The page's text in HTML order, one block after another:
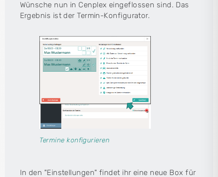
Wünsche nun in Cenplex eingeflossen sind. Das
Ergebnis ist der Termin-Konfigurator.
Termine konfigurieren
In den "Einstellungen" findet ihr eine neue Box für